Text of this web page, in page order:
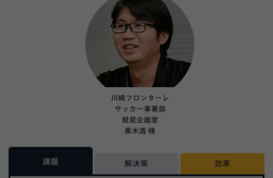
川崎フロンターレ
サッカー事業部
経営企画室
黒木透 様
課題 解決策 効果